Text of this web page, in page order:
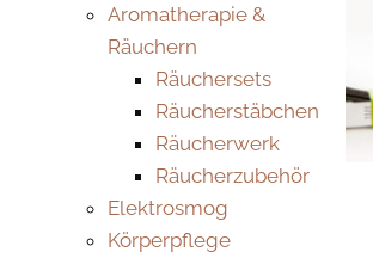
Aromatherapie &
Räuchern
Räuchersets
Räucherstäbchen
Räucherwerk
Räucherzubehör
Elektrosmog
Körperpflege